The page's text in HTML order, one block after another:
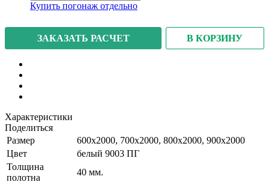
Купить погонаж отдельно
ЗАКАЗАТЬ РАСЧЕТ В КОРЗИНУ
Характеристики
Поделиться
Размер
600x2000, 700x2000, 800x2000, 900x2000
Цвет
белый 9003 ПГ
Толщина
полотна
40 мм.